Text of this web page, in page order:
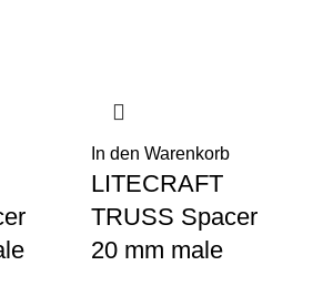
In den Warenkorb
LITECRAFT
TRUSS Spacer
20 mm male